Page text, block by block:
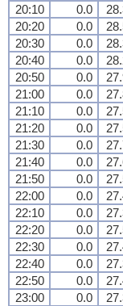
20:10
0.0
20:20
0.0
20:30
0.0
20:40
0.0
20:50
0.0
21:00
0.0
21:10
0.0
21:20
0.0
21:30
0.0
21:40
0.0
21:50
0.0
22:00
0.0
22:10
0.0
22:20
0.0
22:30
0.0
22:40
0.0
22:50
0.0
23:00
0.0